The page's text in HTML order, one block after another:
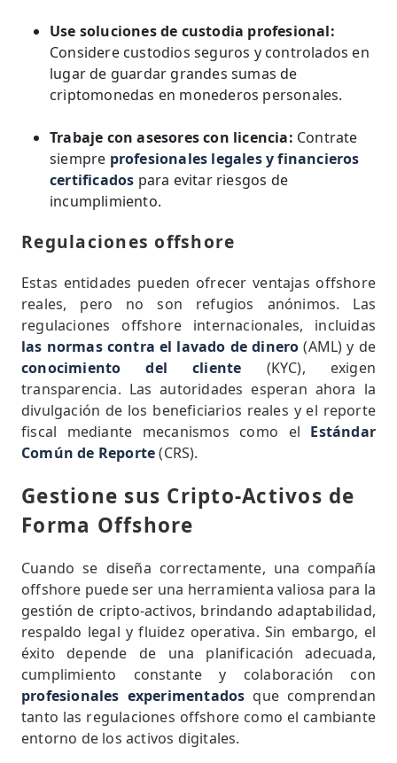
Use soluciones de custodia profesional:
Considere custodios seguros y controlados en
lugar de guardar grandes sumas de
criptomonedas en monederos personales.
Trabaje con asesores con licencia: Contrate
siempre profesionales legales y financieros
certificados para evitar riesgos de
incumplimiento.
Regulaciones offshore
Estas entidades pueden ofrecer ventajas offshore
reales, pero no son refugios anónimos. Las
regulaciones offshore internacionales, incluidas
las normas contra el lavado de dinero (AML) y de
conocimiento del cliente (KYC), exigen
transparencia. Las autoridades esperan ahora la
divulgación de los beneficiarios reales y el reporte
fiscal mediante mecanismos como el Estándar
Común de Reporte(CRS).
Gestione sus Cripto-Activos de
Forma Offshore
Cuando se diseña correctamente, una compañía
offshore puede ser una herramienta valiosa para la
gestión de cripto-activos, brindando adaptabilidad,
respaldo legal y fluidez operativa. Sin embargo, el
éxito depende de una planificación adecuada,
cumplimiento constante y colaboración con
profesionales experimentados que comprendan
tanto las regulaciones offshore como el cambiante
entorno de los activos digitales.